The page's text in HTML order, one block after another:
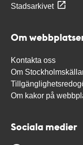
Stadsarkivet
Om
Kontakta oss
Om
Om kakor på
Sociala medier